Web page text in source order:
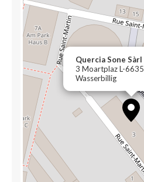
Quercia Sone Sàrl
3 Moartplaz L-6635
Wasserbillig